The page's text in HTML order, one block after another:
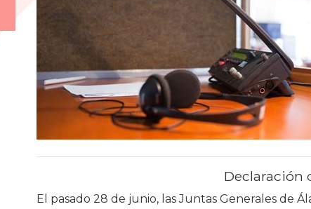
Declaración
El pasado 28 de junio, las Juntas Generales de